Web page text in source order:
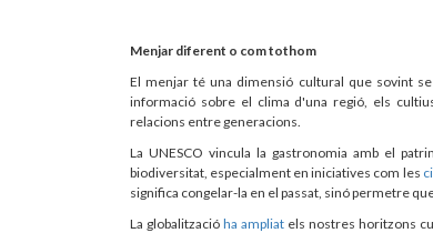
Menjar diferent o com tothom
El menjar té una dimensió cultural que sovint
informació sobre el clima d'una regió, els
relacions entre generacions.
La UNESCO vincula la gastronomia amb el
biodiversitat, especialment en iniciatives com les
significa congelar-la en el passat, sinó permetre
La globalització ha ampliat els nostres horitzons